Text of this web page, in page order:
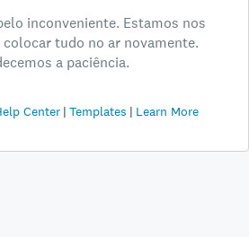
inconveniente. Estamos nos
tudo no ar novamente.
a paciência.
Center Templates Learn More